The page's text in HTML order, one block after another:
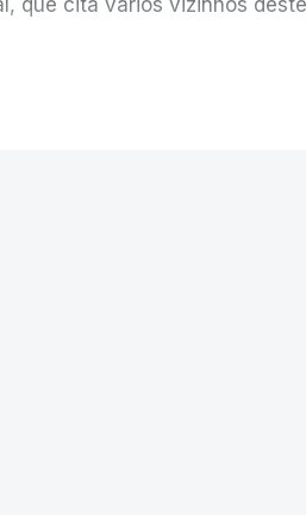
que cita vários vizinhos